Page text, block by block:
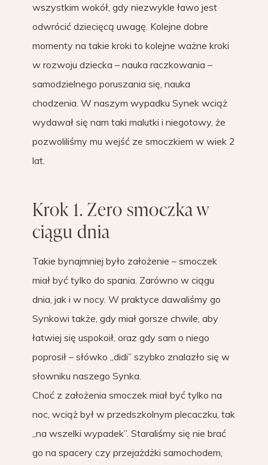
wszystkim wokół, gdy niezwykle ławo jest
odwrócić dziecięcą uwagę. Kolejne dobre
momenty na takie kroki to kolejne ważne kroki
w rozwoju dziecka – nauka raczkowania –
samodzielnego poruszania się, nauka
chodzenia. W naszym wypadku Synek wciąż
wydawał się nam taki malutki i niegotowy, że
pozwoliliśmy mu wejść ze smoczkiem w wiek 2
lat.
Krok 1. Zero smoczka w
ciągu dnia
Takie bynajmniej było założenie – smoczek
miał być tylko do spania. Zarówno w ciągu
dnia, jak i w nocy. W praktyce dawaliśmy go
Synkowi także, gdy miał gorsze chwile, aby
łatwiej się uspokoił, oraz gdy sam o niego
poprosił – słówko „didi” szybko znalazło się w
słowniku naszego Synka.
Choć z założenia smoczek miał być tylko na
noc, wciąż był w przedszkolnym plecaczku, tak
„na wszelki wypadek”. Staraliśmy się nie brać
go na spacery czy przejażdżki samochodem,